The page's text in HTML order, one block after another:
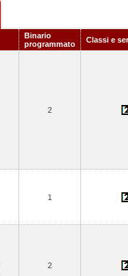
Binario
programmato
Classi e
2
1
2